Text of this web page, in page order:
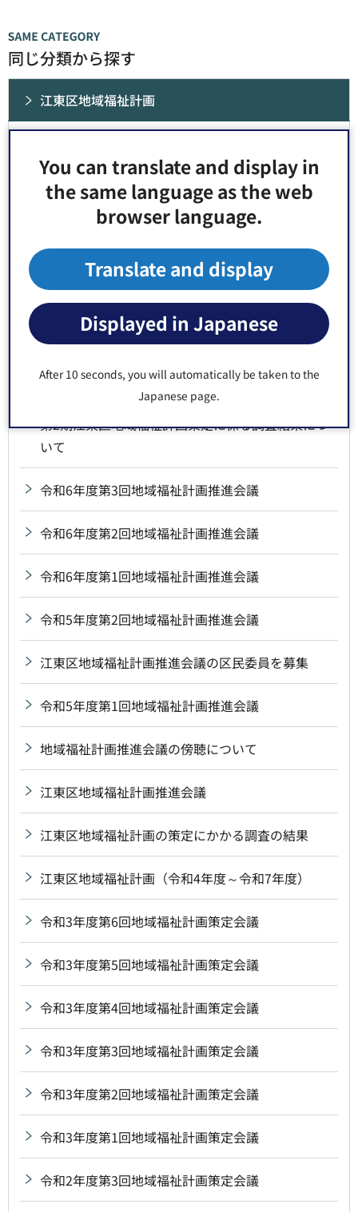
You can translate and display in
the same language as the web
browser language.
Translate and display
Displayed in Japanese
After 10 seconds, you will automatically be taken to the
Japanese page.
同じ分類から探す
江東区地域福祉計画
第2期江東区地域福祉計画（令和8年度～令和11年
令和7年度第3回地域福祉計画推進会議
令和7年度第2回地域福祉計画推進会議
令和7年度第1回地域福祉計画推進会議
令和6年度第4回地域福祉計画推進会議
第2期江東区地域福祉計画策定に係る調査結果につ
いて
令和6年度第3回地域福祉計画推進会議
令和6年度第2回地域福祉計画推進会議
令和6年度第1回地域福祉計画推進会議
令和5年度第2回地域福祉計画推進会議
江東区地域福祉計画推進会議の区民委員を募集
令和5年度第1回地域福祉計画推進会議
地域福祉計画推進会議の傍聴について
江東区地域福祉計画推進会議
江東区地域福祉計画の策定にかかる調査の結果
江東区地域福祉計画（令和4年度～令和7年度）
令和3年度第6回地域福祉計画策定会議
令和3年度第5回地域福祉計画策定会議
令和3年度第4回地域福祉計画策定会議
令和3年度第3回地域福祉計画策定会議
令和3年度第2回地域福祉計画策定会議
令和3年度第1回地域福祉計画策定会議
令和2年度第3回地域福祉計画策定会議